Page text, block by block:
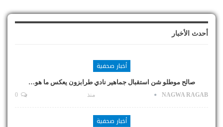
أحدث الأخبار
أخبار صحفية
صالح موطلو شن استقبال جماهير نادي طرابزون يعكس ما هو…
NAGWA RAGAB منذ
أخبار صحفية